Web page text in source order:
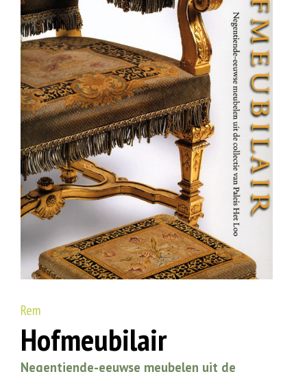
Rem
Hofmeubilair
Negentiende-eeuwse meubelen uit de